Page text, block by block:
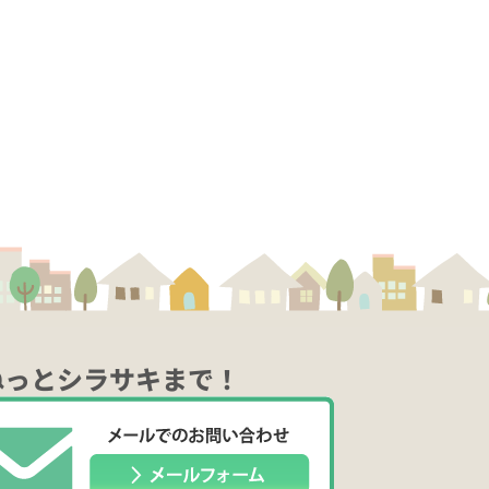
とシラサキまで！